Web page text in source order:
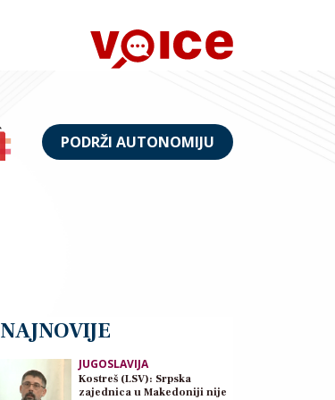
PODRŽI AUTONOMIJU
NAJNOVIJE
JUGOSLAVIJA
Kostreš (LSV): Srpska
zajednica u Makedoniji nije